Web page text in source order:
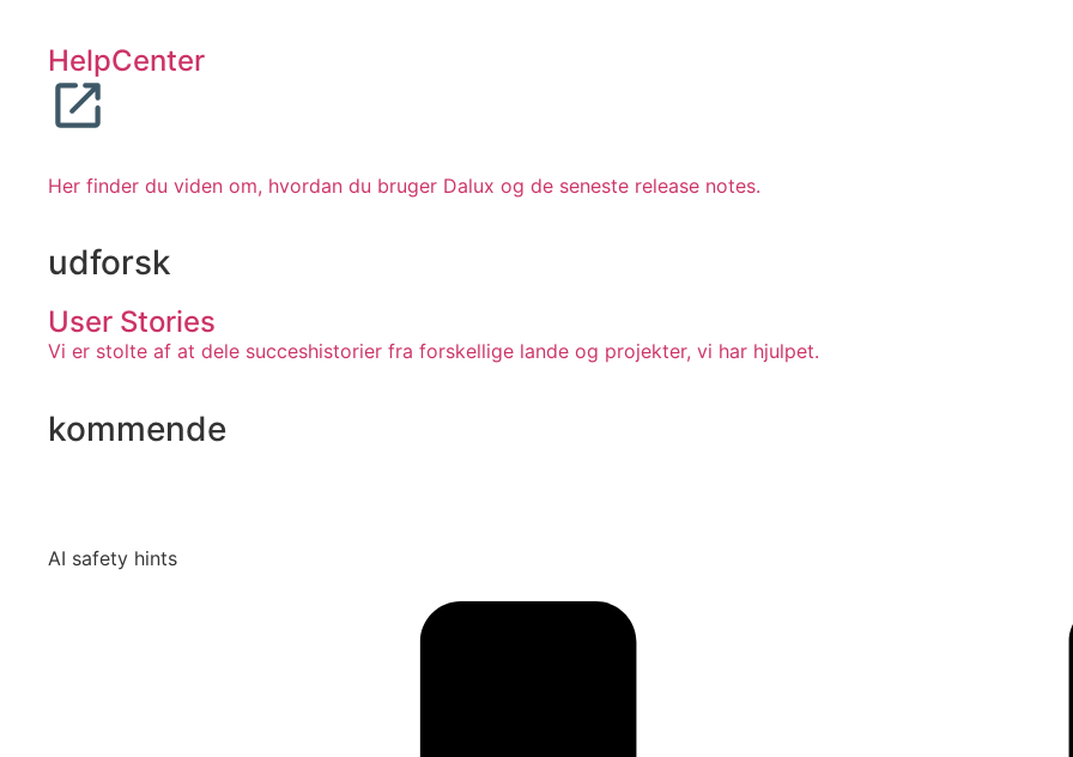
HelpCenter
Her finder du viden om, hvordan du bruger Dalux og de seneste release notes.
udforsk
User Stories
Vi er stolte af at dele succeshistorier fra forskellige lande og projekter, vi har hjulpet.
kommende
AI safety hints